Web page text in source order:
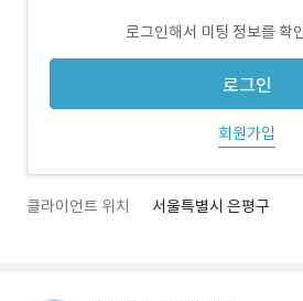
로그인해서 미팅 정보를 확
로그인
회원가입
클라이언트 위치 서울특별시 은평구